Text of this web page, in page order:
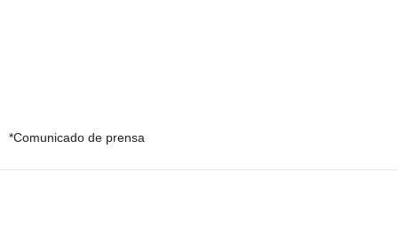
*Comunicado de prensa